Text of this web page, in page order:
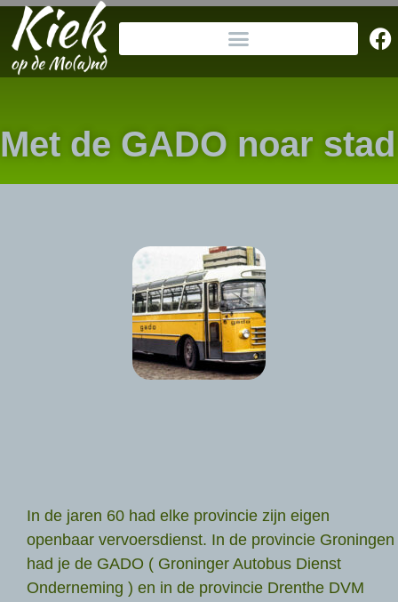
Met de GADO noar stad
In de jaren 60 had elke provincie zijn eigen
openbaar vervoersdienst. In de provincie Groningen
had je de GADO ( Groninger Autobus Dienst
Onderneming ) en in de provincie Drenthe DVM